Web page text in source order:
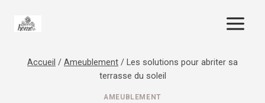
Accueil / Ameublement / Les solutions pour abriter sa
terrasse du soleil
AMEUBLEMENT